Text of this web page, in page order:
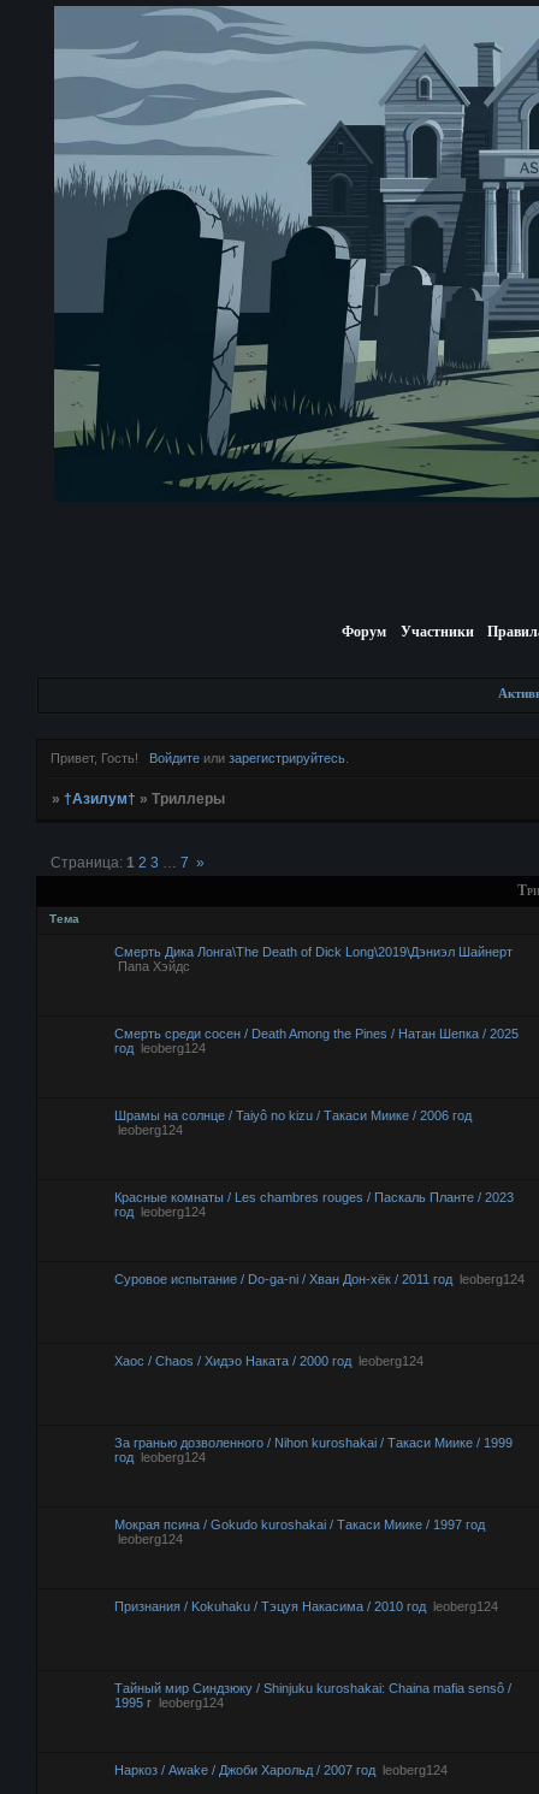
Форум Участники
Привет, Гость! Войдитеили зарегистрируйтесь.
»†Азилум† »Триллеры
Страница: 1 2 3 … 7 »
Тема
Смерть Дика Лонга\The Death of Dick Long\2019\Дэниэл Шайнерт
Папа Хэйдс
Смерть среди сосен / Death Among the Pines / Натан Шепка / 2025
год leoberg124
Шрамы на солнце / Taiyô no kizu / Такаси Миике / 2006 год
leoberg124
Красные комнаты / Les chambres rouges / Паскаль Планте / 2023
год leoberg124
Суровое испытание / Do-ga-ni / Хван Дон-хёк / 2011 год leoberg124
Хаос / Chaos / Хидэо Наката / 2000 год leoberg124
За гранью дозволенного / Nihon kuroshakai / Такаси Миике / 1999
год leoberg124
Мокрая псина / Gokudo kuroshakai / Такаси Миике / 1997 год
leoberg124
Признания / Kokuhaku / Тэцуя Накасима / 2010 год leoberg124
Тайный мир Синдзюку / Shinjuku kuroshakai: Chaina mafia sensô /
1995 г leoberg124
Наркоз / Awake / Джоби Харольд / 2007 год leoberg124